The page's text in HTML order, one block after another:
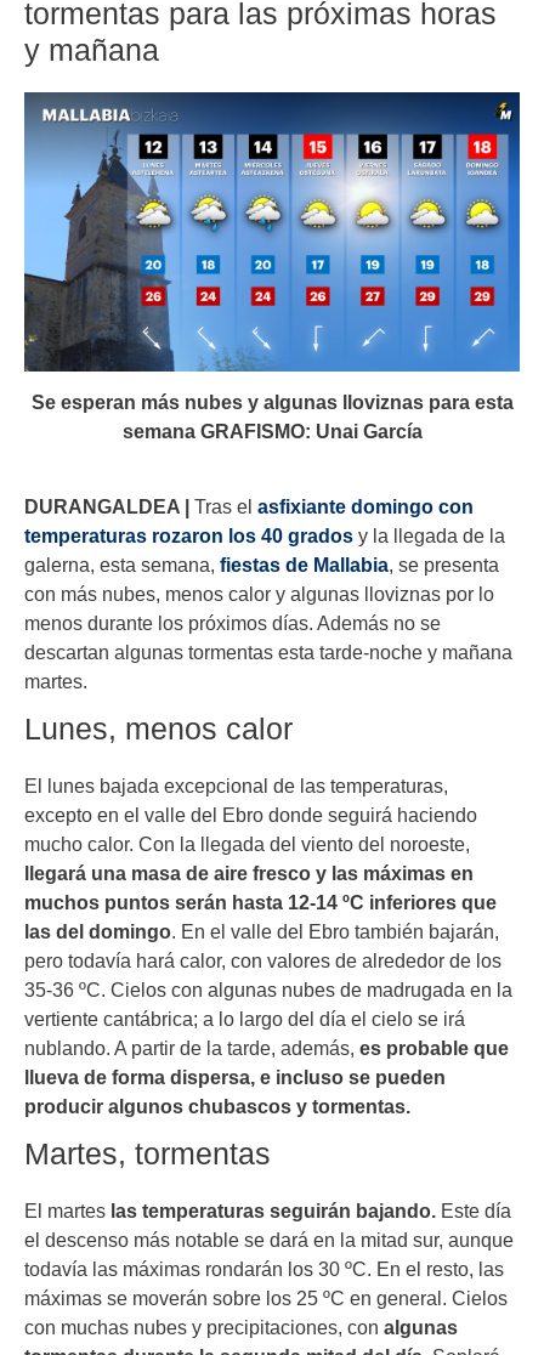
tormentas para las próximas horas
y mañana
Se esperan más nubes y algunas lloviznas para esta
semana GRAFISMO: Unai García
DURANGALDEA | Tras el asfixiante domingo con
temperaturas rozaron los 40 grados y la llegada de la
galerna, esta semana, fiestas de Mallabia, se presenta
con más nubes, menos calor y algunas lloviznas por lo
menos durante los próximos días. Además no se
descartan algunas tormentas esta tarde-noche y mañana
martes.
Lunes, menos calor
El lunes bajada excepcional de las temperaturas,
excepto en el valle del Ebro donde seguirá haciendo
mucho calor. Con la llegada del viento del noroeste,
llegará una masa de aire fresco y las máximas en
muchos puntos serán hasta 12-14 ºC inferiores que
las del domingo. En el valle del Ebro también bajarán,
pero todavía hará calor, con valores de alrededor de los
35-36 ºC. Cielos con algunas nubes de madrugada en la
vertiente cantábrica; a lo largo del día el cielo se irá
nublando. A partir de la tarde, además, es probable que
llueva de forma dispersa, e incluso se pueden
producir algunos chubascos y tormentas.
Martes, tormentas
El martes las temperaturas seguirán bajando. Este día
el descenso más notable se dará en la mitad sur, aunque
todavía las máximas rondarán los 30 ºC. En el resto, las
máximas se moverán sobre los 25 ºC en general. Cielos
con muchas nubes y precipitaciones, con algunas